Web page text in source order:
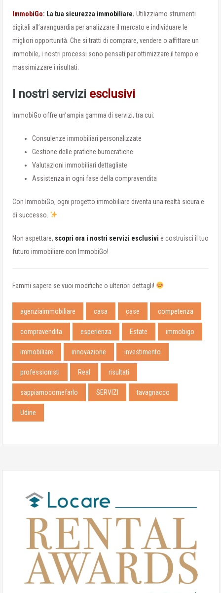
ImmobiGo: La tua sicurezza immobiliare. Utilizziamo strumenti
digitali all’avanguardia per analizzare il mercato e individuare le
migliori opportunità. Che si tratti di comprare, vendere o affittare un
immobile, i nostri processi sono pensati per ottimizzare il tempo e
massimizzare i risultati.
I nostri servizi esclusivi
ImmobiGo offre un’ampia gamma di servizi, tra cui:
Consulenze immobiliari personalizzate
Gestione delle pratiche burocratiche
Valutazioni immobiliari dettagliate
Assistenza in ogni fase della compravendita
Con ImmobiGo, ogni progetto immobiliare diventa una realtà sicura e
di successo.
Non aspettare, scopri ora i nostri servizi esclusivi e costruisci il tuo
futuro immobiliare con ImmobiGo!
Fammi sapere se vuoi modifiche o ulteriori dettagli!
agenziaimmobiliare casa case competenza
compravendita esperienza Estate immobigo
immobiliare innovazione investimento
professionisti Real risultati
sappiamocomefarlo SERVIZI tavagnacco
Udine